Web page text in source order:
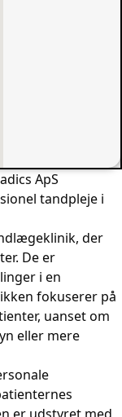
ApS
tandpleje i
der
De er
i en
fokuserer på
uanset om
eller mere